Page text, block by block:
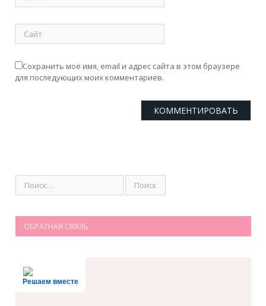
Сохранить моё имя, email и адрес сайта в этом браузере
для последующих моих комментариев.
ОБРАТНАЯ СВЯЗЬ
Решаем вместе